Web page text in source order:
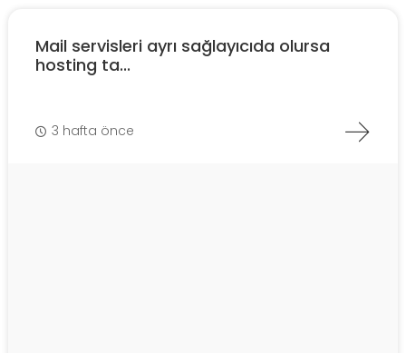
Mail servisleri ayrı sağlayıcıda olursa
hosting ta...
3 hafta önce